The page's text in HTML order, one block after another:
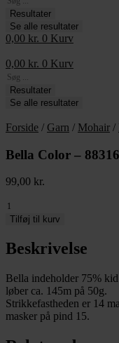
...Resultater
Se alle resultater
0,00 kr. 0 Kurv
0,00 kr. 0 Kurv
Search
...Resultater
Se alle resultater
Forside / Garn / Mohair /
Bella Color –
99,00 kr.
Bella
Color
883164
antal
Tilføj til kurv
Beskrivelse
Bella indeholder 75%
løber ca. 145m på 50g.
Strikkefastheden er 14
masker på pind 15.